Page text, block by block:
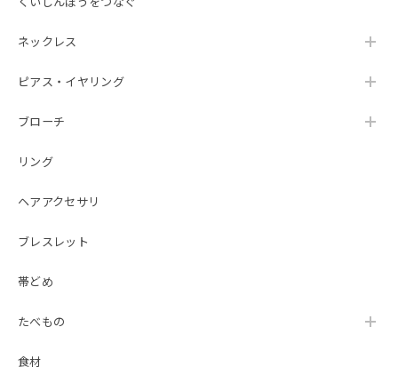
ネックレス
ピアス・イヤリング
ブローチ
リング
ヘアアクセサリ
ブレスレット
帯どめ
たべもの
食材